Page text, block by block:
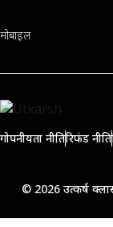
मोबाइल
गोपनीयता नीतिरिफंड नीति
© 2026 उत्कर्ष